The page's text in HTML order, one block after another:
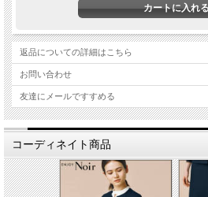
返品についての詳細はこちら
お問い合わせ
友達にメールですすめる
コーディネイト商品